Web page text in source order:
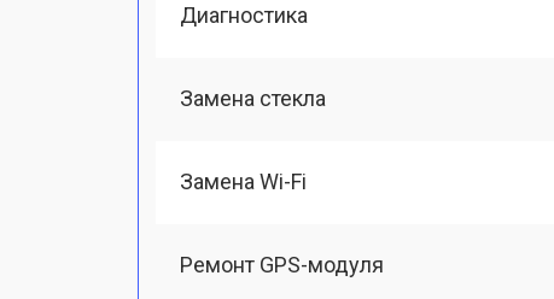
Диагностика
Замена стекла
Замена Wi-Fi
Ремонт GPS-модуля